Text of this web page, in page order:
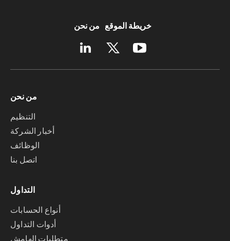
من نحن خريطة الموقع
من نحن
التنظيم
أخبار الشركة
الوظائف
اتصل بنا
التداول
أنواع الحسابات
أدوات التداول
متطلبات الهامش